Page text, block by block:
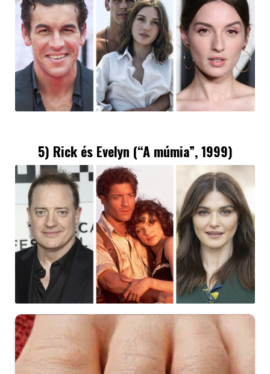
5) Rick és Evelyn (“A múmia”, 1999)